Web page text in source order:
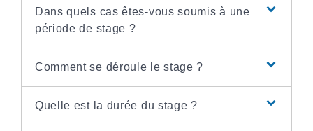
Dans quels cas êtes-vous soumis à une
période de stage ?
Comment se déroule le stage ?
Quelle est la durée du stage ?